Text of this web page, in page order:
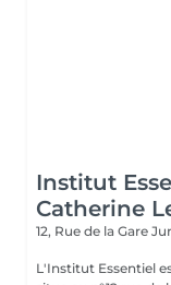
Institut
Catherine
12, Rue de la Gare
L'Institut Essentiel